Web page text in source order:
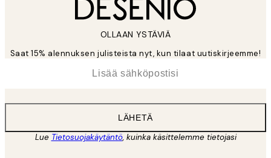
OLLAAN YSTÄVIÄ
Saat 15% alennuksen julisteista nyt, kun tilaat uutiskirjeemme!
LÄHETÄ
Lue Tietosuojakäytäntö, kuinka käsittelemme tietojasi